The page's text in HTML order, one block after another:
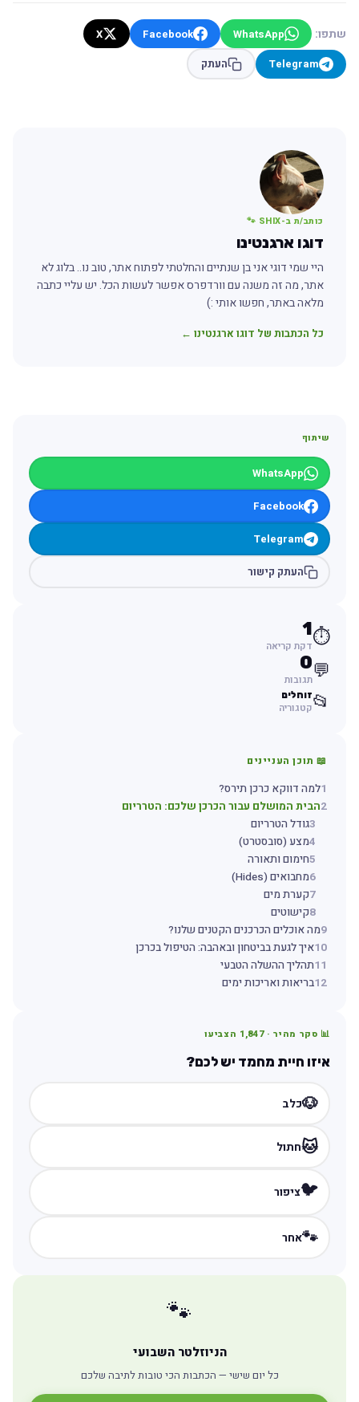
שתפו: WhatsApp
Facebook
X
Telegram
העתק
כותב/ת ב-SHIX 🐾
דוגו ארגנטינו
היי שמי דוגי אני בן שנתיים והחלטתי לפתוח אתר, טוב נו.. בלוג לא
אתר, מה זה משנה עם וורדפרס אפשר לעשות הכל. יש עליי כתבה
מלאה באתר, חפשו אותי :)
כל הכתבות של דוגו ארגנטינו ←
שיתוף
WhatsApp
Facebook
Telegram
העתק קישור
⏱️
1
דקת קריאה
💬
0
תגובות
📂זוחלים
קטגוריה
📖 תוכן העניינים
למה דווקא כרכן תירס?
2הבית המושלם עבור הכרכן שלכם: הטרריום
גודל הטרריום
מצע (סובסטרט)
חימום ותאורה
6מחבואים (Hides)
7קערת מים
8קישוטים
9מה אוכלים הכרכנים הקטנים שלנו?
10איך לגעת בביטחון ובאהבה: הטיפול בכרכן
11תהליך ההשלה הטבעי
12בריאות ואריכות ימים
📊 סקר מהיר · 1,847הצביעו
איזו חיית מחמד יש לכם?
🐶כלב
🐱חתול
🐦ציפור
🐾אחר
🐾
הניוזלטר השבועי
כל יום שישי — הכתבות הכי טובות לתיבה שלכם